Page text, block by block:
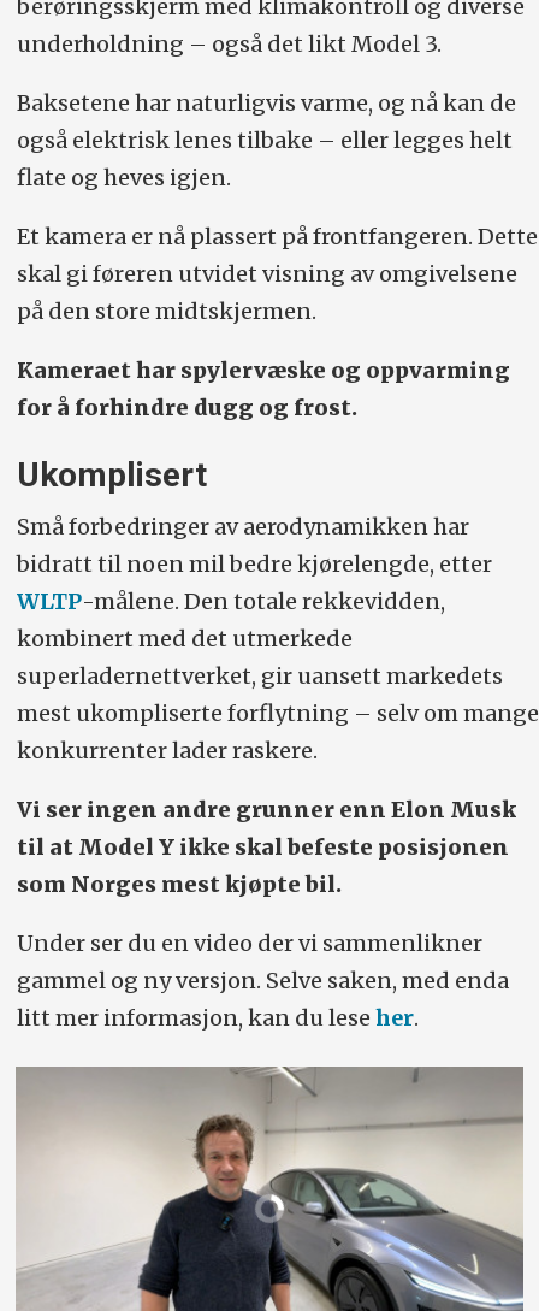
berøringsskjerm med klimakontroll og diverse
underholdning – også det likt Model 3.
Baksetene har naturligvis varme, og nå kan de
også elektrisk lenes tilbake – eller legges helt
flate og heves igjen.
Et kamera er nå plassert på frontfangeren. Dette
skal gi føreren utvidet visning av omgivelsene
på den store midtskjermen.
Kameraet har spylervæske og oppvarming
for å forhindre dugg og frost.
Ukomplisert
Små forbedringer av aerodynamikken har
bidratt til noen mil bedre kjørelengde, etter
WLTP-målene. Den totale rekkevidden,
kombinert med det utmerkede
superladernettverket, gir uansett markedets
mest ukompliserte forflytning – selv om mange
konkurrenter lader raskere.
Vi ser ingen andre grunner enn Elon Musk
til at Model Y ikke skal befeste posisjonen
som Norges mest kjøpte bil.
Under ser du en video der vi sammenlikner
gammel og ny versjon. Selve saken, med enda
litt mer informasjon, kan du lese her.